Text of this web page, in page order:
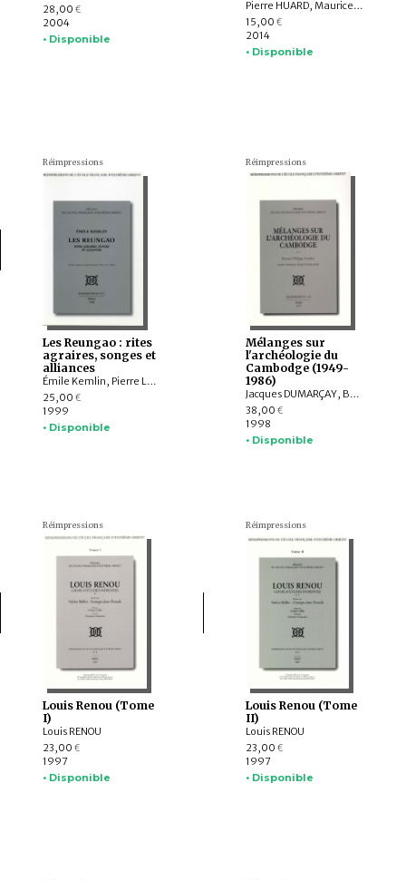
28,00 €
2004
• Disponible
Pierre HUARD, Maurice DURAND
15,00 €
2014
• Disponible
Réimpressions
Les Reungao : rites
agraires, songes et
alliances
Émile Kemlin, Pierre LE ROUX
25,00 €
1999
• Disponible
Réimpressions
Mélanges sur
l'archéologie du
Cambodge (1949-
1986)
Jacques DUMARÇAY, Bernard Philippe GROSLIER
38,00 €
1998
• Disponible
Réimpressions
Louis Renou (Tome
I)
Louis RENOU
23,00 €
1997
• Disponible
Réimpressions
Louis Renou (Tome
II)
Louis RENOU
23,00 €
1997
• Disponible